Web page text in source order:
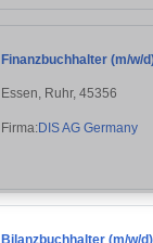
Finanzbuchhalter (m/w/
Essen, Ruhr, 45356
Firma:DIS AG Germany